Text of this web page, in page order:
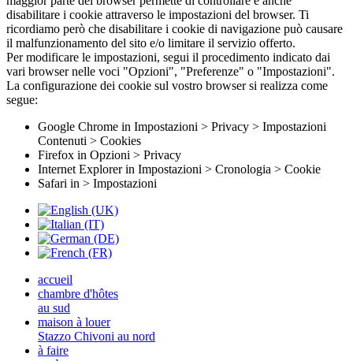
disabilitare i cookie attraverso le impostazioni del browser. Ti
ricordiamo però che disabilitare i cookie di navigazione può causare
il malfunzionamento del sito e/o limitare il servizio offerto.
Per modificare le impostazioni, segui il procedimento indicato dai
vari browser nelle voci "Opzioni", "Preferenze" o "Impostazioni".
La configurazione dei cookie sul vostro browser si realizza come
segue:
Google Chrome in Impostazioni > Privacy > Impostazioni
Contenuti > Cookies
Firefox in Opzioni > Privacy
Internet Explorer in Impostazioni > Cronologia > Cookie
Safari in > Impostazioni
accueil
chambre d'hôtes
au sud
maison à louer
Stazzo Chivoni au nord
à faire